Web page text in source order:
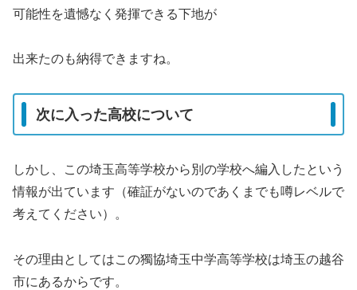
可能性を遺憾なく発揮できる下地が
出来たのも納得できますね。
次に入った高校について
しかし、この埼玉高等学校から別の学校へ編入したという
情報が出ています（確証がないのであくまでも噂レベルで
考えてください）。
その理由としてはこの獨協埼玉中学高等学校は埼玉の越谷
市にあるからです。